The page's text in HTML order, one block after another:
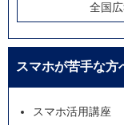
全国
スマホが苦手な方
スマホ活用講座